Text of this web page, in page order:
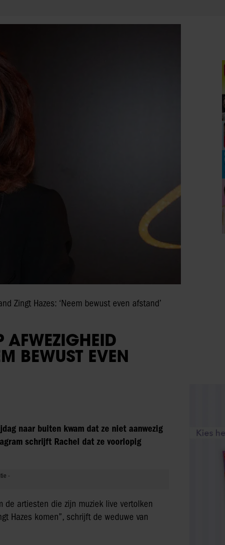
Zingt Hazes: ‘Neem bewust even afstand’
AFWEZIGHEID
BEWUST EVEN
naar buiten kwam dat ze niet aanwezig
schrijft Rachel dat ze voorlopig
de artiesten die zijn muziek live vertolken
Hazes komen”, schrijft de weduwe van